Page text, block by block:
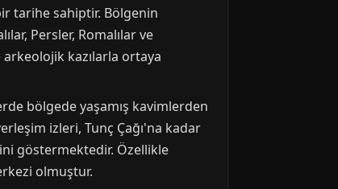
tarihe sahiptir. Bölgenin
Persler, Romalılar ve
kazılarla ortaya
bölgede yaşamış kavimlerden
izleri, Tunç Çağı'na kadar
göstermektedir. Özellikle
olmuştur.